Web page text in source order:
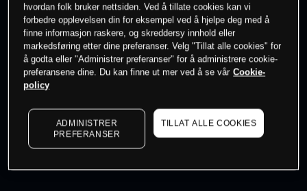
0% av kunder erpå dette instrumentet
Søk om konto
Kursene er veiledende.Log in
hvordan folk bruker nettsiden. Ved å tillate cookies kan vi
forbedre opplevelsen din for eksempel ved å hjelpe deg med å
finne informasjon raskere, og skreddersy innhold eller
markedsføring etter dine preferanser. Velg "Tillat alle cookies" for
å godta eller "Administrer preferanser" for å administrere cookie-
preferansene dine. Du kan finne ut mer ved å se vår Cookie-
policy
ADMINISTRER
PREFERANSER
TILLAT ALLE COOKIES